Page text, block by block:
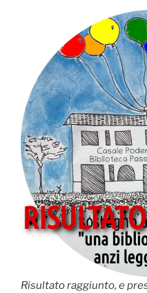
Risultato raggiunto, e